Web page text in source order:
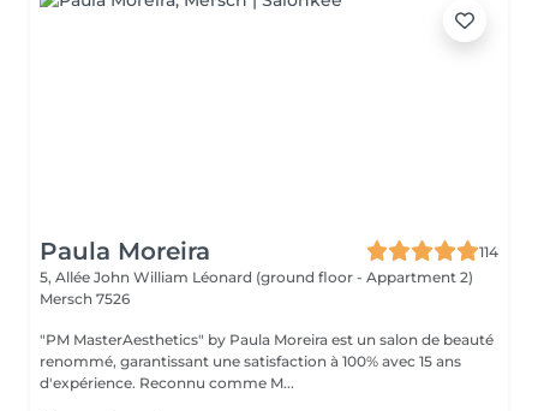
Paula Moreira
114
5, Allée John William Léonard (ground floor - Appartment 2)
Mersch 7526
"PM MasterAesthetics" by Paula Moreira est un salon de beauté
renommé, garantissant une satisfaction à 100% avec 15 ans
d'expérience. Reconnu comme M...